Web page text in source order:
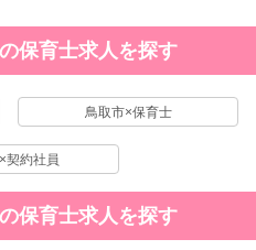
保育士求人を探す
鳥取市×保育士
契約社員
保育士求人を探す